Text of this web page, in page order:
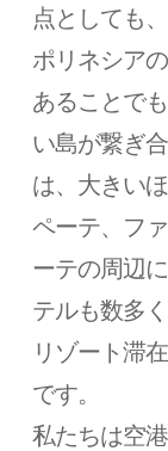
点としても
ポリネシア
あることで
い島が繋ぎ
は、大きい
ペーテ、フ
ーテの周辺
テルも数多
リゾート滞
です。
私たちは空